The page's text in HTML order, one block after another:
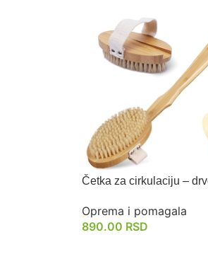
Četka za cirkulaciju –
Oprema i pomagala
890.00 RSD